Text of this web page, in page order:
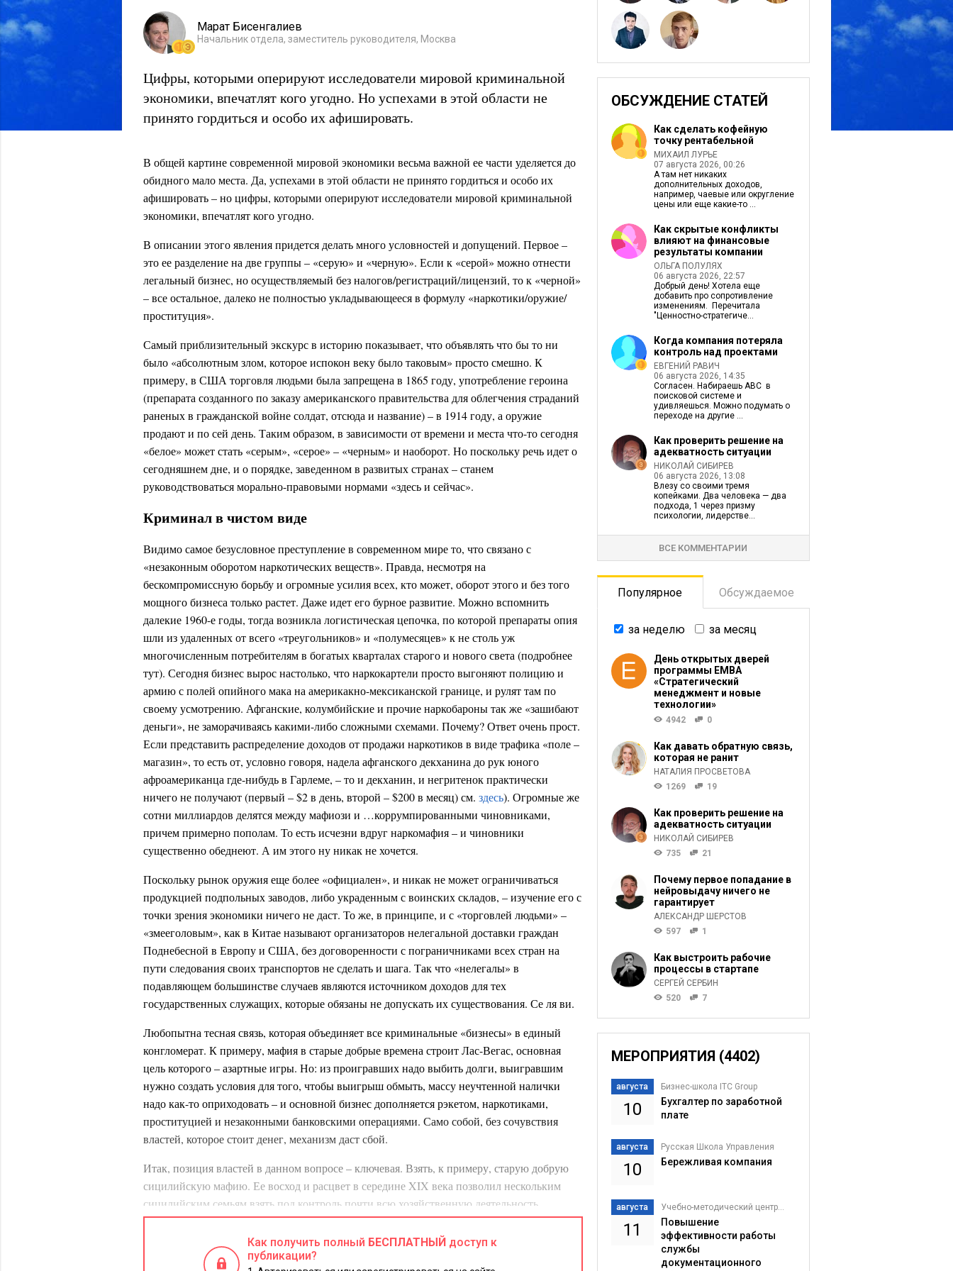
Марат Бисенгалиев
Начальник отдела, заместитель руководителя, Москва
Цифры, которыми оперируют исследователи мировой криминальной
экономики, впечатлят кого угодно. Но успехами в этой области не
принято гордиться и особо их афишировать.
В общей картине современной мировой экономики весьма важной ее части уделяется до
обидного мало места. Да, успехами в этой области не принято гордиться и особо их
афишировать – но цифры, которыми оперируют исследователи мировой криминальной
экономики, впечатлят кого угодно.
В описании этого явления придется делать много условностей и допущений. Первое –
это ее разделение на две группы – «серую» и «черную». Если к «серой» можно отнести
легальный бизнес, но осуществляемый без налогов/регистраций/лицензий, то к «черной»
– все остальное, далеко не полностью укладывающееся в формулу «наркотики/оружие/
проституция».
Самый приблизительный экскурс в историю показывает, что объявлять что бы то ни
было «абсолютным злом, которое испокон веку было таковым» просто смешно. К
примеру, в США торговля людьми была запрещена в 1865 году, употребление героина
(препарата созданного по заказу американского правительства для облегчения страданий
раненых в гражданской войне солдат, отсюда и название) – в 1914 году, а оружие
продают и по сей день. Таким образом, в зависимости от времени и места что-то сегодня
«белое» может стать «серым», «серое» – «черным» и наоборот. Но поскольку речь идет о
сегодняшнем дне, и о порядке, заведенном в развитых странах – станем
руководствоваться морально-правовыми нормами «здесь и сейчас».
Криминал в чистом виде
Видимо самое безусловное преступление в современном мире то, что связано с
«незаконным оборотом наркотических веществ». Правда, несмотря на
бескомпромиссную борьбу и огромные усилия всех, кто может, оборот этого и без того
мощного бизнеса только растет. Даже идет его бурное развитие. Можно вспомнить
далекие 1960-е годы, тогда возникла логистическая цепочка, по которой препараты опия
шли из удаленных от всего «треугольников» и «полумесяцев» к не столь уж
многочисленным потребителям в богатых кварталах старого и нового света (подробнее
тут). Сегодня бизнес вырос настолько, что наркокартели просто выгоняют полицию и
армию с полей опийного мака на америкакно-мексиканской границе, и рулят там по
своему усмотрению. Афганские, колумбийские и прочие наркобароны так же «зашибают
деньги», не заморачиваясь какими-либо сложными схемами. Почему? Ответ очень прост.
Если представить распределение доходов от продажи наркотиков в виде трафика «поле –
магазин», то есть от, условно говоря, надела афганского декханина до рук юного
афроамериканца где-нибудь в Гарлеме, – то и декханин, и негритенок практически
ничего не получают (первый – $2 в день, второй – $200 в месяц) см. здесь). Огромные же
сотни миллиардов делятся между мафиози и …коррумпированными чиновниками,
причем примерно пополам. То есть исчезни вдруг наркомафия – и чиновники
существенно обеднеют. А им этого ну никак не хочется.
Поскольку рынок оружия еще более «официален», и никак не может ограничиваться
продукцией подпольных заводов, либо украденным с воинских складов, – изучение его с
точки зрения экономики ничего не даст. То же, в принципе, и с «торговлей людьми» –
«змееголовым», как в Китае называют организаторов нелегальной доставки граждан
Поднебесной в Европу и США, без договоренности с пограничниками всех стран на
пути следования своих транспортов не сделать и шага. Так что «нелегалы» в
подавляющем большинстве случаев являются источником доходов для тех
государственных служащих, которые обязаны не допускать их существования. Се ля ви.
Любопытна тесная связь, которая объединяет все криминальные «бизнесы» в единый
конгломерат. К примеру, мафия в старые добрые времена строит Лас-Вегас, основная
цель которого – азартные игры. Но: из проигравших надо выбить долги, выигравшим
нужно создать условия для того, чтобы выигрыш обмыть, массу неучтенной налички
надо как-то оприходовать – и основной бизнес дополняется рэкетом, наркотиками,
проституцией и незаконными банковскими операциями. Само собой, без сочувствия
властей, которое стоит денег, механизм даст сбой.
Итак, позиция властей в данном вопросе – ключевая. Взять, к примеру, старую добрую
сицилийскую мафию. Ее восход и расцвет в середине XIX века позволил нескольким
сицилийским семьям взять под контроль почти всю хозяйственную деятельность
восточной части родного острова. Участие мафиози в любой коммерческой сделке
гарантировало (за небольшую мзду) и продавца, и покупателя от того, что в современной
России называется «кидаловом». Недовольных убивали, чиновников подкупали. Но – к
Как получить полный БЕСПЛАТНЫЙ доступ к
публикации?
ОБСУЖДЕНИЕ СТАТЕЙ
Как сделать кофейную
точку рентабельной
МИХАИЛ ЛУРЬЕ
07 августа 2026, 00:26
А там нет никаких
дополнительных доходов,
например, чаевые или округление
цены или еще какие-то ...
Как скрытые конфликты
влияют на финансовые
результаты компании
ОЛЬГА ПОЛУЛЯХ
06 августа 2026, 22:57
Добрый день! Хотела еще
добавить про сопротивление
изменениям. Перечитала
"Ценностно-стратегиче...
Когда компания потеряла
контроль над проектами
ЕВГЕНИЙ РАВИЧ
06 августа 2026, 14:35
Согласен. Набираешь ABC в
поисковой системе и
удивляешься. Можно подумать о
переходе на другие ...
Как проверить решение на
адекватность ситуации
НИКОЛАЙ СИБИРЕВ
06 августа 2026, 13:08
Влезу со своими тремя
копейками. Два человека — два
подхода, 1 через призму
психологии, лидерстве...
ВСЕ КОММЕНТАРИИ
Популярное Обсуждаемое
за неделю за месяц
День открытых дверей
программы ЕМВА
«Стратегический
менеджмент и новые
технологии»
4942 0
Как давать обратную связь,
которая не ранит
НАТАЛИЯ ПРОСВЕТОВА
1269
19
Как проверить решение на
адекватность ситуации
НИКОЛАЙ СИБИРЕВ
735
21
Почему первое попадание в
нейровыдачу ничего не
гарантирует
АЛЕКСАНДР ШЕРСТОВ
597
1
Как выстроить рабочие
процессы в стартапе
СЕРГЕЙ СЕРБИН
520
7
МЕРОПРИЯТИЯ (4402)
августа
10
Бизнес-школа ITC Group
Бухгалтер по заработной
плате
августа
10
Русская Школа Управления
Бережливая компания
августа
11
Учебно-методический центр...
Повышение
эффективности работы
службы
документационного